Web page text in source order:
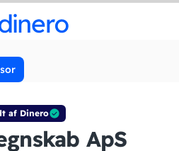
af Dinero
ApS